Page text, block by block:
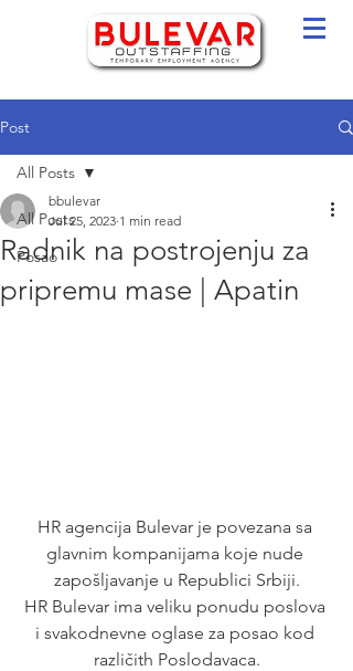
Post
All Posts
Posao
All Posts
Radnik na postrojenju za
pripremu mase | Apatin
bbulevar
Jul 25, 2023 1 min read
HR agencija Bulevar je povezana sa
glavnim kompanijama koje nude
zapošljavanje u Republici Srbiji.
HR Bulevar ima veliku ponudu poslova
i svakodnevne oglase za posao kod
različith Poslodavaca.